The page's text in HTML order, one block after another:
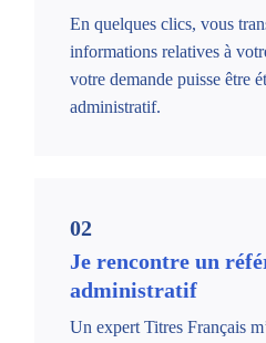
En quelques clics, vous
informations relatives à
votre demande puisse être
administratif.
02
Je rencontre un
administratif
Un expert Titres Français